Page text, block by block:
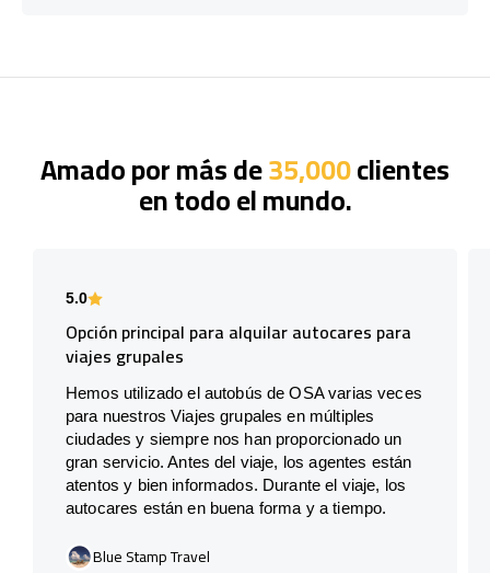
Amado por más de35,000clientes
en todo el mundo.
5.0
Opción principal para alquilar autocares para
viajes grupales
Hemos utilizado el autobús de OSA varias veces
para nuestros Viajes grupales en múltiples
ciudades y siempre nos han proporcionado un
gran servicio. Antes del viaje, los agentes están
atentos y bien informados. Durante el viaje, los
autocares están en buena forma y a tiempo.
Blue Stamp Travel